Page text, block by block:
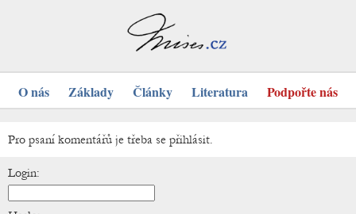
O nás Základy Články Literatura Podpořte nás
Pro psaní komentářů je třeba se přihlásit.
Login: